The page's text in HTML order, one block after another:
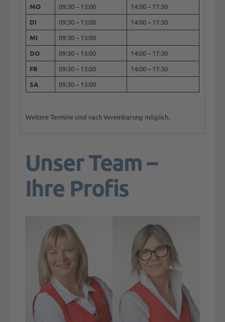
MO 09:30 – 13:00
14:00 – 17:30
DI
09:30 – 13:00
14:00 – 17:30
MI
09:30 – 13:00
DO
09:30 – 13:00
14:00 – 17:30
FR
09:30 – 13:00
14:00 – 17:30
SA
09:30 – 13:00
Weitere Termine sind nach Vereinbarung möglich.
Unser Team –
Ihre Profis